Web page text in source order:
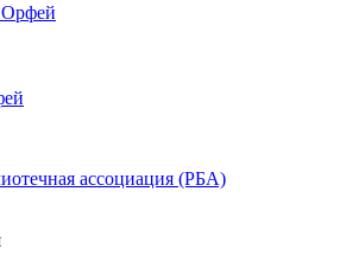
Орфей
ассоциация (РБА)